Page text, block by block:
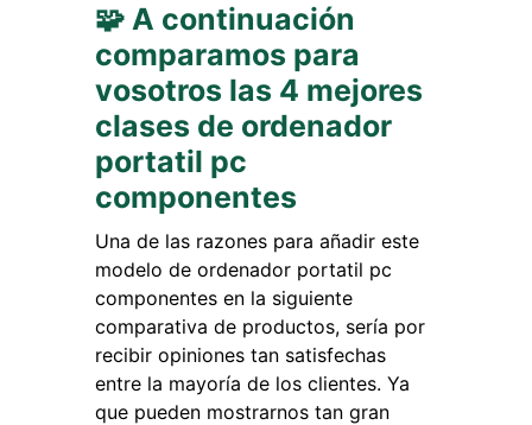
🧩 A continuación
comparamos para
vosotros las 4 mejores
clases de ordenador
portatil pc
componentes
Una de las razones para añadir este
modelo de ordenador portatil pc
componentes en la siguiente
comparativa de productos, sería por
recibir opiniones tan satisfechas
entre la mayoría de los clientes. Ya
que pueden mostrarnos tan gran